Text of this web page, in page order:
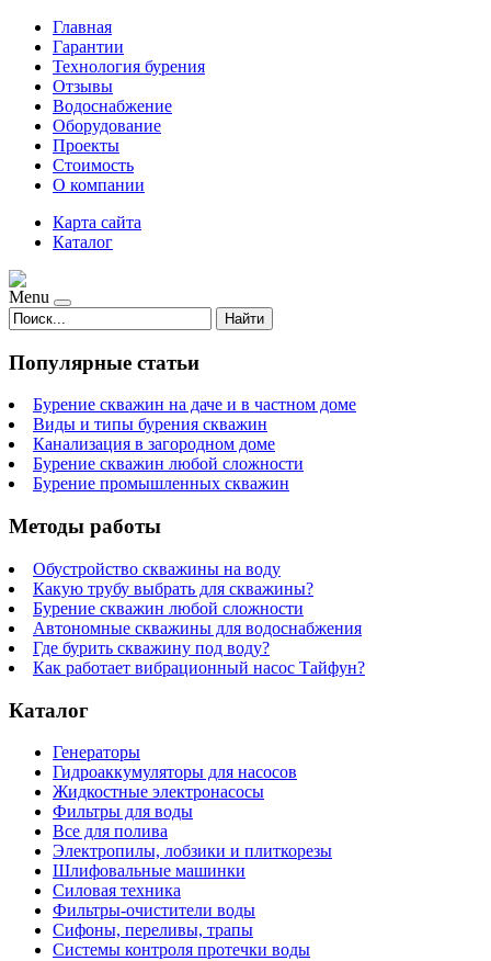
Главная
Гарантии
Технология бурения
Отзывы
Водоснабжение
Оборудование
Проекты
Стоимость
О компании
Карта сайта
Каталог
Menu
Найти
Популярные статьи
Бурение скважин на даче и в частном доме
Виды и типы бурения скважин
Канализация в загородном доме
Бурение скважин любой сложности
Бурение промышленных скважин
Методы работы
Обустройство скважины на воду
Какую трубу выбрать для скважины?
Бурение скважин любой сложности
Автономные скважины для водоснабжения
Где бурить скважину под воду?
Как работает вибрационный насос Тайфун?
Каталог
Генераторы
Гидроаккумуляторы для насосов
Жидкостные электронасосы
Фильтры для воды
Все для полива
Электропилы, лобзики и плиткорезы
Шлифовальные машинки
Силовая техника
Фильтры-очистители воды
Сифоны, переливы, трапы
Системы контроля протечки воды